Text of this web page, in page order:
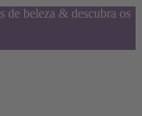
de beleza & descubra os